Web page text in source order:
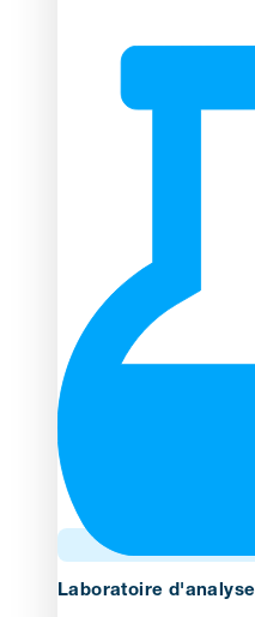
Laboratoire d'analyse